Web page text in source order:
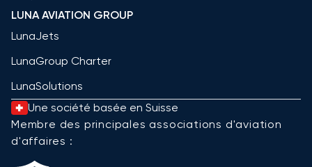
LUNA AVIATION GROUP
LunaJets
LunaGroup Charter
LunaSolutions
Une société basée en Suisse
Membre des principales associations d'aviation
d'affaires :